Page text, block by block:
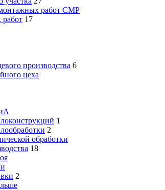
монтажных работ СМР
работ 17
производства 6
цеха
1
2
обработки
18
2